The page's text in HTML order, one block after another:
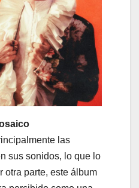
las
sus sonidos, lo que lo
otra parte, este álbum